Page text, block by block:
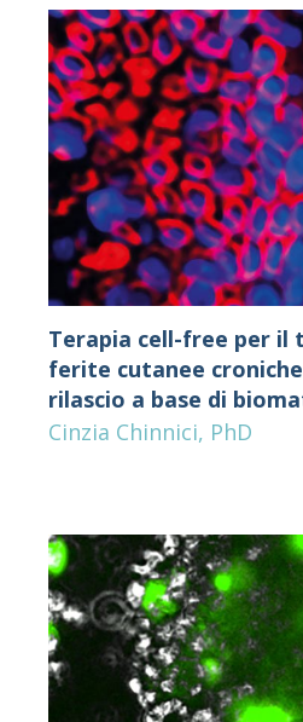
Terapia cell-free per
ferite cutanee
rilascio a base di
Cinzia Chinnici, PhD